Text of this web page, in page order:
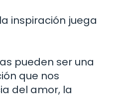
inspiración juega
pueden ser una
que nos
del amor, la